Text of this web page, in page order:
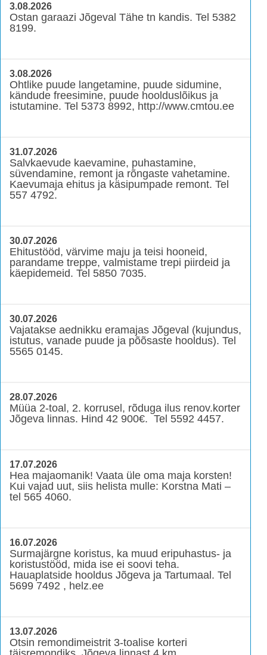
3.08.2026
Ostan garaazi Jõgeval Tähe tn kandis. Tel 5382
8199.
3.08.2026
Ohtlike puude langetamine, puude sidumine,
kändude freesimine, puude hoolduslõikus ja
istutamine. Tel 5373 8992, http://www.cmtou.ee
31.07.2026
Salvkaevude kaevamine, puhastamine,
süvendamine, remont ja rõngaste vahetamine.
Kaevumaja ehitus ja käsipumpade remont. Tel
557 4792.
30.07.2026
Ehitustööd, värvime maju ja teisi hooneid,
parandame treppe, valmistame trepi piirdeid ja
käepidemeid. Tel 5850 7035.
30.07.2026
Vajatakse aednikku eramajas Jõgeval (kujundus,
istutus, vanade puude ja põõsaste hooldus). Tel
5565 0145.
28.07.2026
Müüa 2-toal, 2. korrusel, rõduga ilus renov.korter
Jõgeva linnas. Hind 42 900€. Tel 5592 4457.
17.07.2026
Hea majaomanik! Vaata üle oma maja korsten!
Kui vajad uut, siis helista mulle: Korstna Mati –
tel 565 4060.
16.07.2026
Surmajärgne koristus, ka muud eripuhastus- ja
koristustööd, mida ise ei soovi teha.
Hauaplatside hooldus Jõgeva ja Tartumaal. Tel
5699 7492 , helz.ee
13.07.2026
Otsin remondimeistrit 3-toalise korteri